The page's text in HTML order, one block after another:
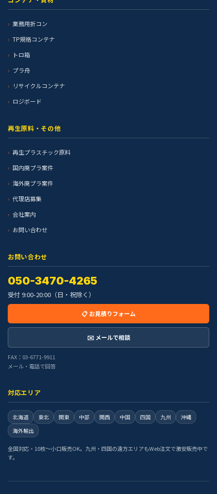
業務用折コン
TP規格コンテナ
トロ箱
プラ舟
リサイクルコンテナ
ロジボード
再生原料・その他
再生プラスチック原料
国内廃プラ案件
海外廃プラ案件
代理店募集
会社案内
お問い合わせ
お問い合わせ
050-3470-4265
受付 9:00-20:00（日・祝除く）
📋 お見積りフォーム
✉️ メールで相談
FAX：03-6771-9911
メール・電話で回答
対応エリア
北海道 東北 関東 中部 関西 中国 四国 九州
沖縄
海外輸出
全国対応・10枚〜小口販売OK。九州・四国の遠方エリアもWeb注文で激安販売中で
す。